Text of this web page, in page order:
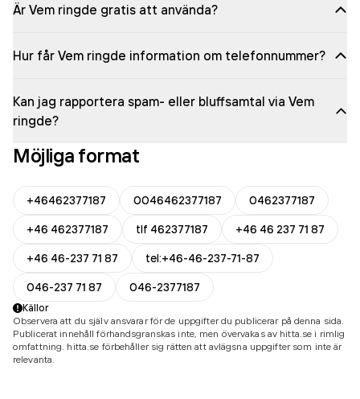
Är Vem ringde gratis att använda?
Hur får Vem ringde information om telefonnummer?
Kan jag rapportera spam- eller bluffsamtal via Vem
ringde?
Möjliga format
+46462377187 0046462377187
0462377187
+46 462377187
tlf 462377187
+46 46 237 71 87
+46 46-237 71 87
tel:+46-46-237-71-87
046-237 71 87
046-2377187
Källor
Observera att du själv ansvarar för de uppgifter du publicerar på denna sida.
Publicerat innehåll förhandsgranskas inte, men övervakas av hitta.se i rimlig
omfattning. hitta.se förbehåller sig rätten att avlägsna uppgifter som inte är
relevanta.